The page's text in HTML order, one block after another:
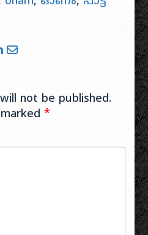
not be published.
marked*